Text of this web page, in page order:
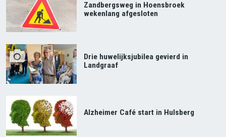
Zandbergsweg in Hoensbroek
wekenlang afgesloten
Drie huwelijksjubilea gevierd in
Landgraaf
Alzheimer Café start in Hulsberg